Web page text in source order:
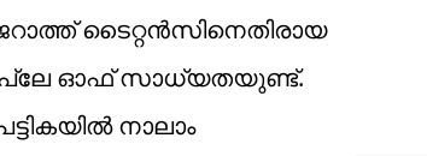
ടൈറ്റൻസിനെതിരായ
പ്ലേ ഓഫ് സാധ്യതയുണ്ട്.
നാലാം